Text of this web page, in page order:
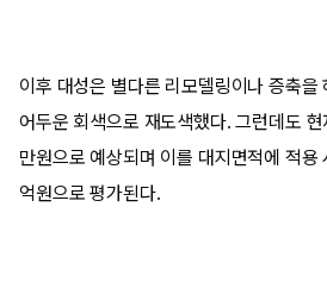
이후 대성은 별다른 리모델링이나 증축을
어두운 회색으로 재도색했다. 그런데도
만원으로 예상되며 이를 대지면적에 적
억원으로 평가된다.